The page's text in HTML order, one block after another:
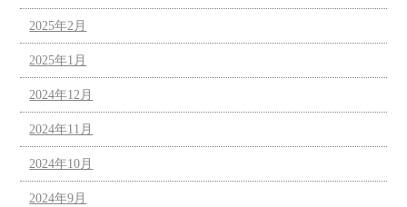
2025年2月
2025年1月
2024年12月
2024年11月
2024年10月
2024年9月